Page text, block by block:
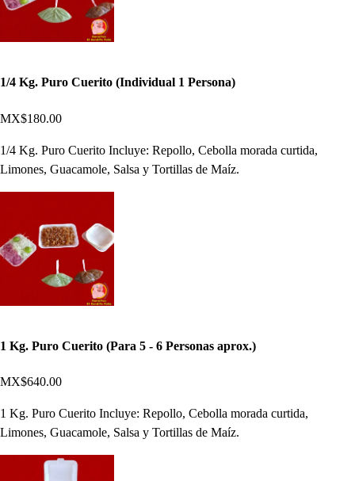
1/4 Kg. Puro Cuerito (Individual 1 Persona)
MX$180.00
1/4 Kg. Puro Cuerito Incluye: Repollo, Cebolla morada curtida,
Limones, Guacamole, Salsa y Tortillas de Maíz.
1 Kg. Puro Cuerito (Para 5 - 6 Personas aprox.)
MX$640.00
1 Kg. Puro Cuerito Incluye: Repollo, Cebolla morada curtida,
Limones, Guacamole, Salsa y Tortillas de Maíz.